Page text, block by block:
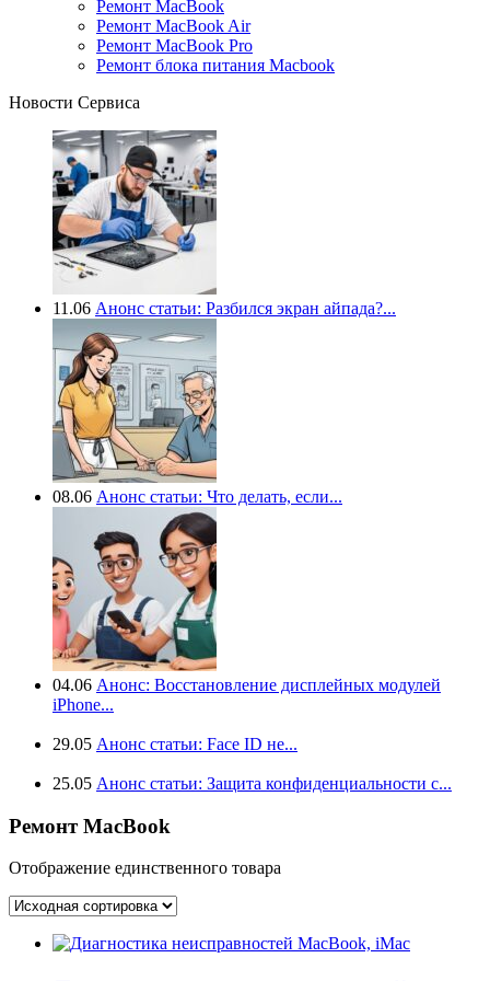
Ремонт MacBook
Ремонт MacBook Air
Ремонт MacBook Pro
Ремонт блока питания Macbook
Новости Сервиса
11.06 Анонс статьи: Разбился экран айпада?...
08.06 Анонс статьи: Что делать, если...
04.06 Анонс: Восстановление дисплейных модулей
iPhone...
29.05 Анонс статьи: Face ID не...
25.05 Анонс статьи: Защита конфиденциальности с...
Ремонт MacBook
Отображение единственного товара